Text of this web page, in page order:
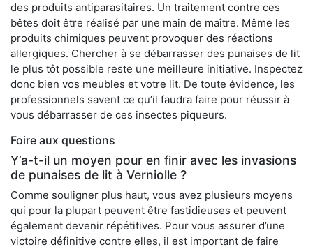
des produits antiparasitaires. Un traitement contre ces
bêtes doit être réalisé par une main de maître. Même les
produits chimiques peuvent provoquer des réactions
allergiques. Chercher à se débarrasser des punaises de lit
le plus tôt possible reste une meilleure initiative. Inspectez
donc bien vos meubles et votre lit. De toute évidence, les
professionnels savent ce qu’il faudra faire pour réussir à
vous débarrasser de ces insectes piqueurs.
Foire aux questions
Y’a-t-il un moyen pour en finir avec les invasions
de punaises de lit à Verniolle ?
Comme souligner plus haut, vous avez plusieurs moyens
qui pour la plupart peuvent être fastidieuses et peuvent
également devenir répétitives. Pour vous assurer d’une
victoire définitive contre elles, il est important de faire